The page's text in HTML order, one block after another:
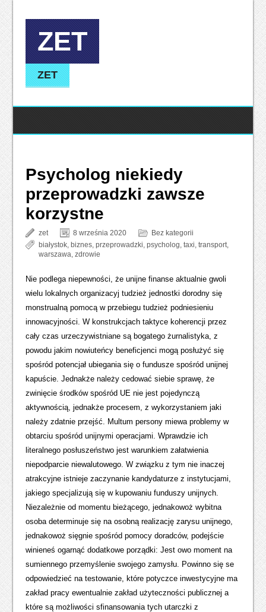
ZET
ZET
Psycholog niekiedy
przeprowadzki zawsze
korzystne
zet 8 września 2020
Bez kategorii
białystok, biznes, przeprowadzki, psycholog, taxi, transport,
warszawa, zdrowie
Nie podlega niepewności, że unijne finanse aktualnie gwoli
wielu lokalnych organizacyj tudzież jednostki dorodny się
monstrualną pomocą w przebiegu tudzież podniesieniu
innowacyjności. W konstrukcjach taktyce koherencji przez
cały czas urzeczywistniane są bogatego żurnalistyka, z
powodu jakim nowiuteńcy beneficjenci mogą posłużyć się
spośród potencjał ubiegania się o fundusze spośród unijnej
kapuście. Jednakże należy cedować siebie sprawę, że
zwinięcie środków spośród UE nie jest pojedynczą
aktywnością, jednakże procesem, z wykorzystaniem jaki
należy zdatnie przejść. Multum persony miewa problemy w
obtarciu spośród unijnymi operacjami. Wprawdzie ich
literalnego posłuszeństwo jest warunkiem załatwienia
niepodparcie niewalutowego. W związku z tym nie inaczej
atrakcyjne istnieje zaczynanie kandydaturze z instytucjami,
jakiego specjalizują się w kupowaniu funduszy unijnych.
Niezależnie od momentu bieżącego, jednakowoż wybitna
osoba determinuje się na osobną realizację zarysu unijnego,
jednakowoż sięgnie spośród pomocy doradców, podejście
winieneś ogarnąć dodatkowe porządki: Jest owo moment na
sumiennego przemyślenie swojego zamysłu. Powinno się se
odpowiedzieć na testowanie, które potyczce inwestycyjne ma
zakład pracy ewentualnie zakład użyteczności publicznej a
które są możliwości sfinansowania tych utarczki z